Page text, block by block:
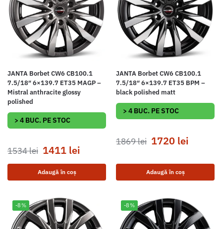
JANTA Borbet CW6 CB100.1
7.5/18″ 6×139.7 ET35 MAGP –
Mistral anthracite glossy
polished
> 4 BUC. PE STOC
1534lei 1411 lei
Adaugă în coș
JANTA Borbet CW6 CB100.1
7.5/18″ 6×139.7 ET35 BPM –
black polished matt
> 4 BUC. PE STOC
1869lei 1720 lei
Adaugă în coș
-8% -8%